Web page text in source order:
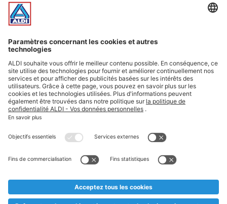
Offres
Infos essentielles
Suivez ALDI Belgique
Textes marqués d'un astérisque et mentions légales
* Nous vendons ces articles temporairement et jusqu'à
au cas où, malgré le planning bien étudié, nous serions
prématurément en rupture de stock. Prix Recupel et TVA incl.
** Sur ce site, l’utilisation de la forme masculine a été adoptée